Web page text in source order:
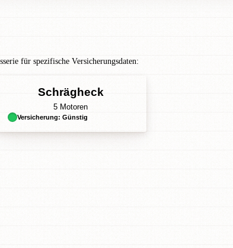
für spezifische Versicherungsdaten:
Schrägheck
5 Motoren
Versicherung: Günstig